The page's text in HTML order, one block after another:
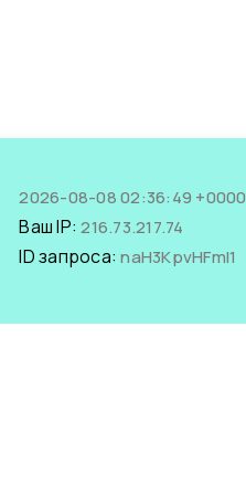
2026-08-08 02:36:49 +0000
Ваш IP:216.73.217.74
ID запроса:naH3KpvHFmI1